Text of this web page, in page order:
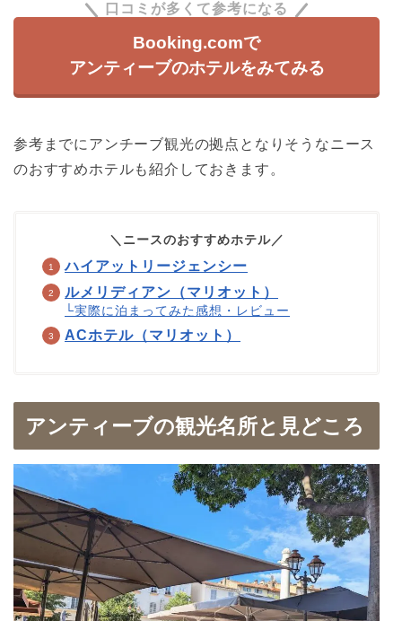
口コミが多くて参考になる
Booking.comで
アンティーブのホテルをみてみる
参考までにアンチーブ観光の拠点となりそうなニース
のおすすめホテルも紹介しておきます。
＼ニースのおすすめホテル／
ハイアットリージェンシー
ルメリディアン（マリオット）
└実際に泊まってみた感想・レビュー
ACホテル（マリオット）
アンティーブの観光名所と見どころ